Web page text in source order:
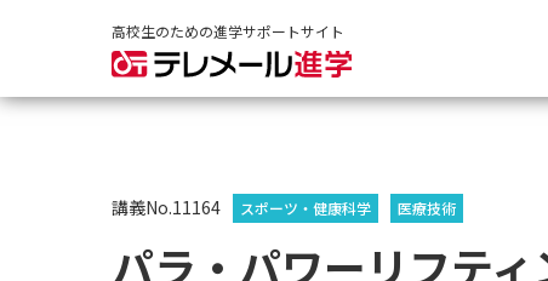
高校生のための進学サポートサイト
講義No.11164 スポーツ・健康科学 医療技術
パラ・パワーリフテ